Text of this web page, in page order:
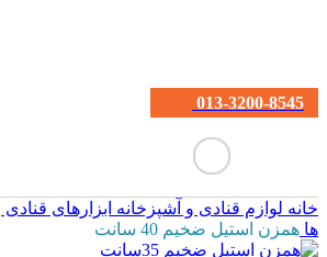
013-3200-8545
خانه لوازم قنادی و آشپزخانه ابزارهای
ها همزن استیل ضخیم 40 سانت